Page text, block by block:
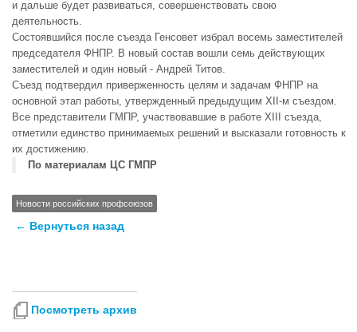
и дальше будет развиваться, совершенствовать свою
деятельность.
Состоявшийся после съезда Генсовет избрал восемь заместителей
председателя ФНПР. В новый состав вошли семь действующих
заместителей и один новый - Андрей Титов.
Съезд подтвердил приверженность целям и задачам ФНПР на
основной этап работы, утвержденный предыдущим XII-м съездом.
Все представители ГМПР, участвовавшие в работе XIII съезда,
отметили единство принимаемых решений и высказали готовность к
их достижению.
По материалам ЦС ГМПР
Новости российских профсоюзов
← Вернуться назад
Посмотреть архив